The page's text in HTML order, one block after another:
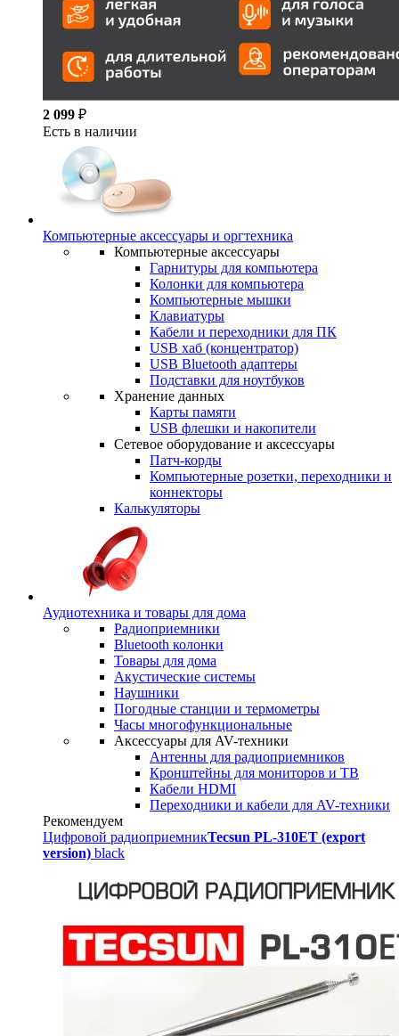
2 099 ₽
Есть в наличии
Компьютерные аксессуары и оргтехника
Компьютерные аксессуары
Гарнитуры для компьютера
Колонки для компьютера
Компьютерные мышки
Клавиатуры
Кабели и переходники для ПК
USB хаб (концентратор)
USB Bluetooth адаптеры
Подставки для ноутбуков
Хранение данных
Карты памяти
USB флешки и накопители
Сетевое оборудование и аксессуары
Патч-корды
Компьютерные розетки, переходники и
коннекторы
Калькуляторы
Аудиотехника и товары для дома
Радиоприемники
Bluetooth колонки
Товары для дома
Акустические системы
Наушники
Погодные станции и термометры
Часы многофункциональные
Аксессуары для AV-техники
Антенны для радиоприемников
Кронштейны для мониторов и ТВ
Кабели HDMI
Переходники и кабели для AV-техники
Рекомендуем
Цифровой радиоприемникTecsun PL-310ET (export
version) black